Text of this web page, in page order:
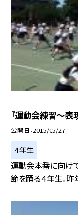
『運動会練習〜表
公開日 2015/05/27
４年生
運動会本番に向け
節を踊る４年生。昨